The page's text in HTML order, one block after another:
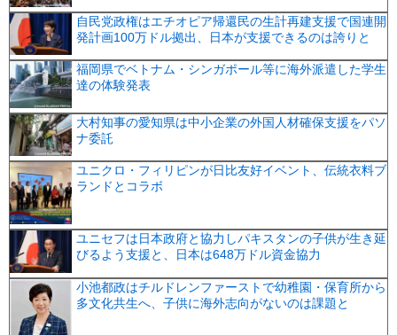
自民党政権はエチオピア帰還民の生計再建支援で国連開
発計画100万ドル拠出、日本が支援できるのは誇りと
福岡県でベトナム・シンガポール等に海外派遣した学生
達の体験発表
大村知事の愛知県は中小企業の外国人材確保支援をパソ
ナ委託
ユニクロ・フィリピンが日比友好イベント、伝統衣料ブ
ランドとコラボ
ユニセフは日本政府と協力しパキスタンの子供が生き延
びるよう支援と、日本は648万ドル資金協力
小池都政はチルドレンファーストで幼稚園・保育所から
多文化共生へ、子供に海外志向がないのは課題と